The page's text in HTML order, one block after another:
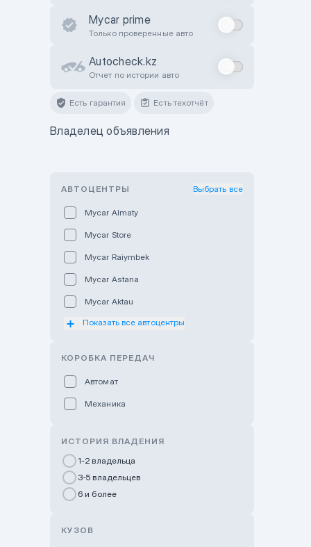
Mycar prime
Только проверенные авто
Autocheck.kz
Отчет по истории авто
Есть гарантия Есть техотчёт
Владелец объявления
АВТОЦЕНТРЫ Выбрать все
Mycar Almaty
Mycar Store
Mycar Raiymbek
Mycar Astana
Mycar Aktau
Mycar Uralsk
GWM Nurly Zhol
Chery Astana
Показать все автоцентры
КОРОБКА ПЕРЕДАЧ
Автомат
Механика
ИСТОРИЯ ВЛАДЕНИЯ
1-2 владельца
3-5 владельцев
6 и более
КУЗОВ